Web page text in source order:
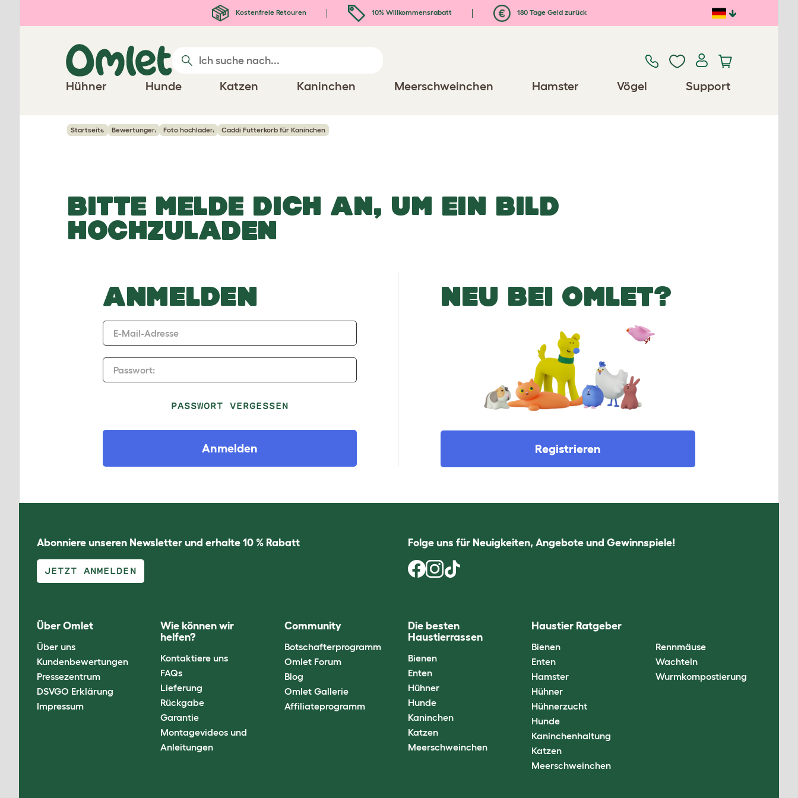
Kostenfreie Retouren 10% Willkommensrabatt 180 Tage Geld zurück
Hühner Hunde Katzen Kaninchen Meerschweinchen Hamster Vögel Support
Startseite Bewertungen Foto hochladen Caddi Futterkorb für Kaninchen
BITTE MELDE DICH AN, UM EIN BILD
HOCHZULADEN
ANMELDEN
E-Mail-Adresse
Passwort:
PASSWORT VERGESSEN
Anmelden
NEU BEI OMLET?
Registrieren
Abonniere unseren Newsletter und erhalte 10 % Rabatt
JETZT ANMELDEN
Folge uns für Neuigkeiten, Angebote und Gewinnspiele!
Über Omlet
Über uns
Kundenbewertungen
Pressezentrum
DSVGO Erklärung
Impressum
Wie können wir
helfen?
Kontaktiere uns
FAQs
Lieferung
Rückgabe
Garantie
Montagevideos und
Anleitungen
Community
Botschafterprogramm
Omlet Forum
Blog
Omlet Gallerie
Affiliateprogramm
Die besten
Haustierrassen
Bienen
Enten
Hühner
Hunde
Kaninchen
Katzen
Meerschweinchen
Haustier Ratgeber
Bienen
Enten
Hamster
Hühner
Hühnerzucht
Hunde
Kaninchenhaltung
Katzen
Meerschweinchen
Rennmäuse
Wachteln
Wurmkompostierung